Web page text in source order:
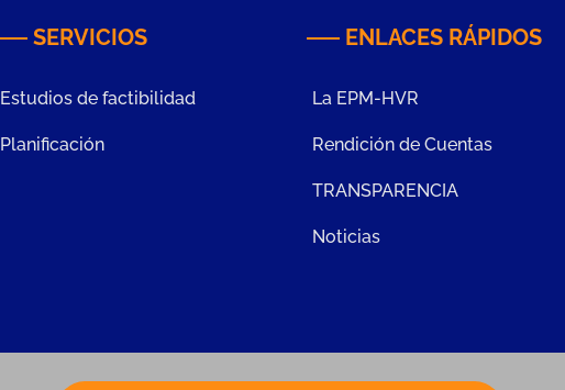
SERVICIOS
Estudios de factibilidad
Planificación
ENLACES RÁPIDOS
La EPM-HVR
Rendición de Cuentas
TRANSPARENCIA
Noticias